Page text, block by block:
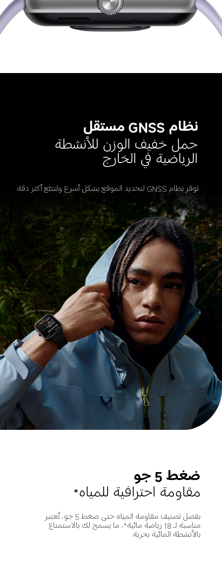
نظام GNSS مستقل
حمل خفيف الوزن للأنشطة
الرياضية في الخارج
توفر نظام GNSS لتحديد الموقع بشكل أسرع ولتتبّع أكثر دقة.
ضغط 5 جو
مقاومة احترافية للمياه*
بفضل تصنيف مقاومة المياه حتى ضغط 5 جو، تُعتبر
مناسبة لـ 18 رياضة مائية*، ما يسمح لك بالاستمتاع
بالأنشطة المائية بحرية.